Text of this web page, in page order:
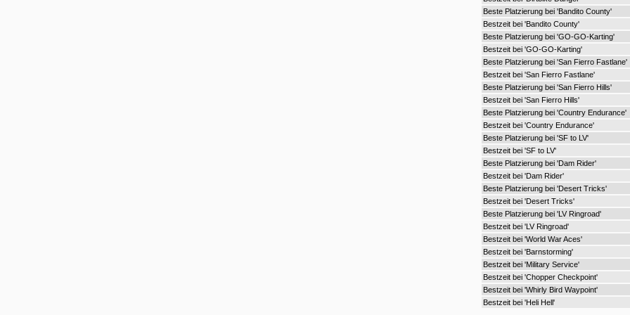
Beste Platzierung bei 'Bandito County'
Bestzeit bei 'Bandito County'
Beste Platzierung bei 'GO-GO-Karting'
Bestzeit bei 'GO-GO-Karting'
Beste Platzierung bei 'San Fierro Fastlane'
Bestzeit bei 'San Fierro Fastlane'
Beste Platzierung bei 'San Fierro Hills'
Bestzeit bei 'San Fierro Hills'
Beste Platzierung bei 'Country Endurance'
Bestzeit bei 'Country Endurance'
Beste Platzierung bei 'SF to LV'
Bestzeit bei 'SF to LV'
Beste Platzierung bei 'Dam Rider'
Bestzeit bei 'Dam Rider'
Beste Platzierung bei 'Desert Tricks'
Bestzeit bei 'Desert Tricks'
Beste Platzierung bei 'LV Ringroad'
Bestzeit bei 'LV Ringroad'
Bestzeit bei 'World War Aces'
Bestzeit bei 'Barnstorming'
Bestzeit bei 'Military Service'
Bestzeit bei 'Chopper Checkpoint'
Bestzeit bei 'Whirly Bird Waypoint'
Bestzeit bei 'Heli Hell'